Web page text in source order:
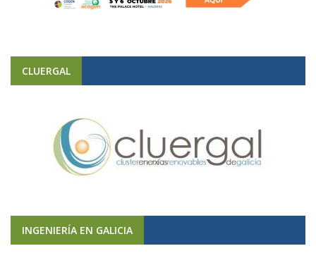
CLUERGAL
INGENIERÍA EN GALICIA